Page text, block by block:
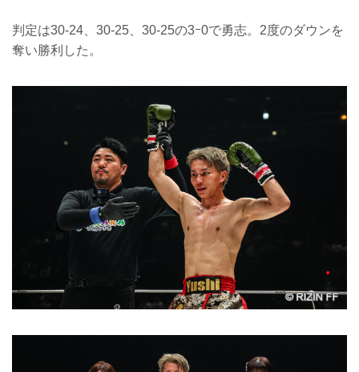
判定は30-24、30-25、30-25の3ｰ0で勇志。2度のダウンを
奪い勝利した。